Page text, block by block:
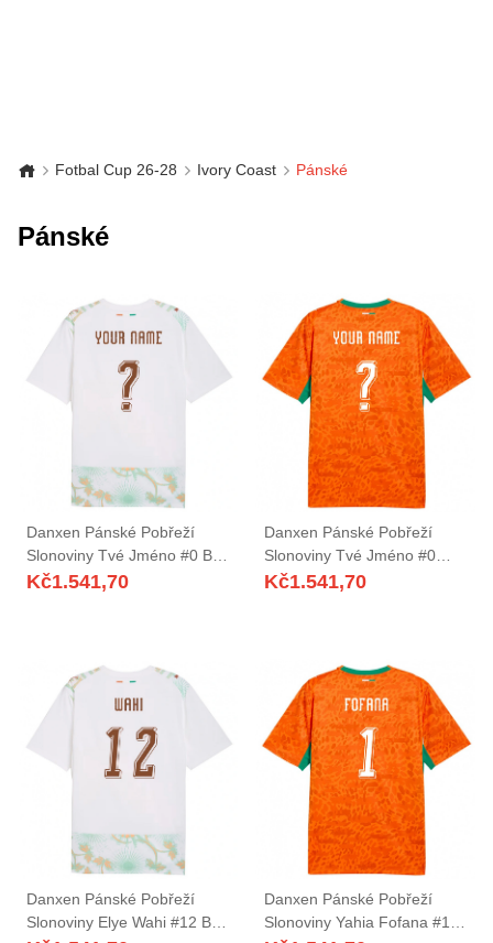
Fotbal Cup 26-28 Ivory Coast Pánské
Pánské
Danxen Pánské Pobřeží
Slonoviny Tvé Jméno #0 Bílá
Oranžová Zelená Daleko
Kč1.541,70
Danxen Pánské Pobřeží
Slonoviny Tvé Jméno #0
Oranžová Zelená Bílá Domů
Kč1.541,70
Danxen Pánské Pobřeží
Slonoviny Elye Wahi #12 Bílá
Danxen Pánské Pobřeží
Slonoviny Yahia Fofana #1